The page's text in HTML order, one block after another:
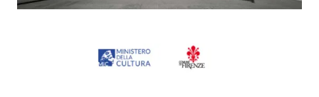
Image